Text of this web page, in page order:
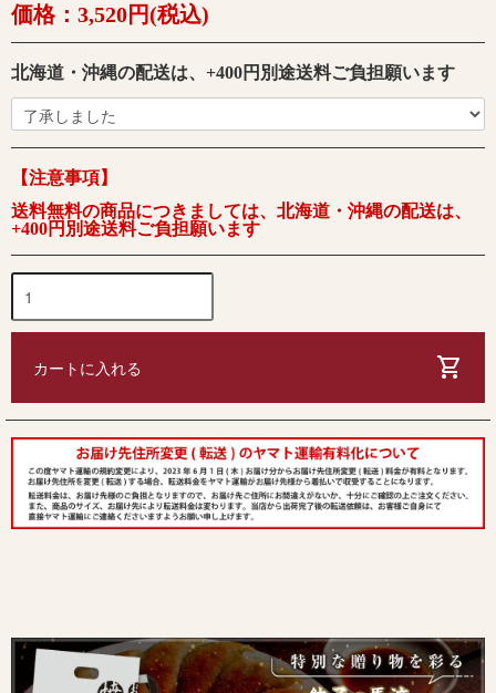
価格：3,520円(税込)
北海道・沖縄の配送は、+400円別途送料ご負担願います
【注意事項】
送料無料の商品につきましては、北海道・沖縄の配送は、
+400円別途送料ご負担願います
カートに入れる shopping_cart